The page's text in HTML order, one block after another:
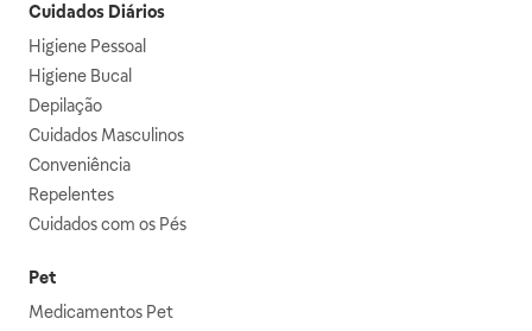
Cuidados Diários
Higiene Pessoal
Higiene Bucal
Depilação
Cuidados Masculinos
Conveniência
Repelentes
Cuidados com os Pés
Pet
Medicamentos Pet